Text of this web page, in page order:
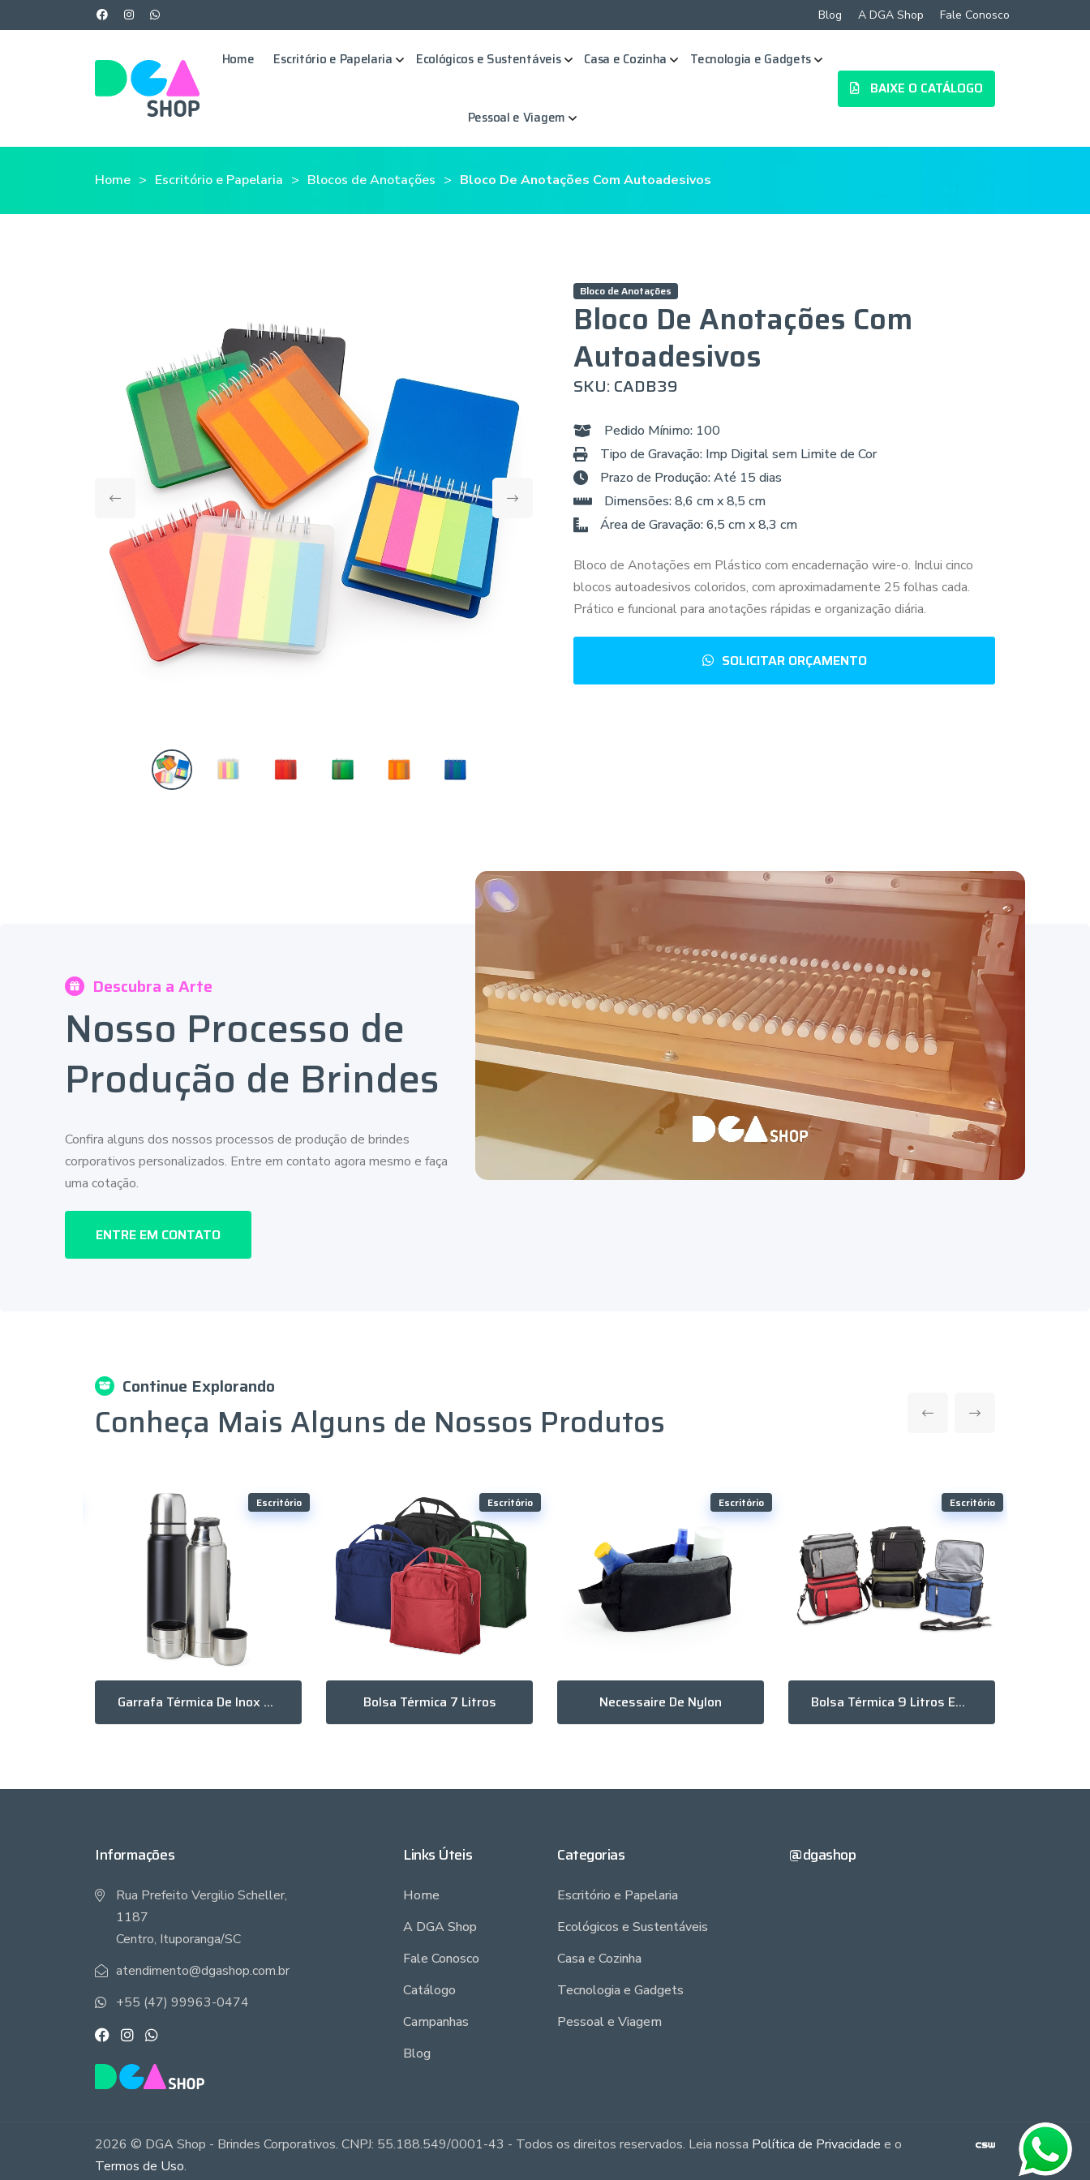
Blog A DGA Shop Fale Conosco
Home Escritório e Papelaria Ecológicos e Sustentáveis Casa e Cozinha Tecnologia e Gadgets
Pessoal e Viagem
BAIXE O CATÁLOGO
Home Escritório e Papelaria Blocos de Anotações Bloco De Anotações Com Autoadesivos
Bloco de Anotações
Bloco De Anotações Com
Autoadesivos
SKU: CADB39
Pedido Mínimo: 100
Tipo de Gravação: Imp Digital sem Limite de Cor
Prazo de Produção: Até 15 dias
Dimensões: 8,6 cm x 8,5 cm
Área de Gravação: 6,5 cm x 8,3 cm
Bloco de Anotações em Plástico com encadernação wire-o. Inclui cinco
blocos autoadesivos coloridos, com aproximadamente 25 folhas cada.
Prático e funcional para anotações rápidas e organização diária.
SOLICITAR ORÇAMENTO
Descubra a Arte
Nosso Processo de
Produção de Brindes
Confira alguns dos nossos processos de produção de brindes
corporativos personalizados. Entre em contato agora mesmo e faça
uma cotação.
ENTRE EM CONTATO
Continue Explorando
Conheça Mais Alguns de Nossos Produtos
Escritório
Garrafa Térmica De Inox Com Parede Dupla
Escritório
Bolsa Térmica 7 Litros
Escritório
Necessaire De Nylon
Escritório
Bolsa Térmica 9 Litros Em Poliéster
Informações
Rua Prefeito Vergilio Scheller,
1187
Centro, Ituporanga/SC
atendimento@dgashop.com.br
+55 (47) 99963-0474
Links Úteis
Home
A DGA Shop
Fale Conosco
Catálogo
Campanhas
Blog
Categorias
Escritório e Papelaria
Ecológicos e Sustentáveis
Casa e Cozinha
Tecnologia e Gadgets
Pessoal e Viagem
@dgashop
2026 © DGA Shop - Brindes Corporativos. CNPJ: 55.188.549/0001-43 - Todos os direitos reservados. Leia nossa Política de Privacidade e o
Termos de Uso.